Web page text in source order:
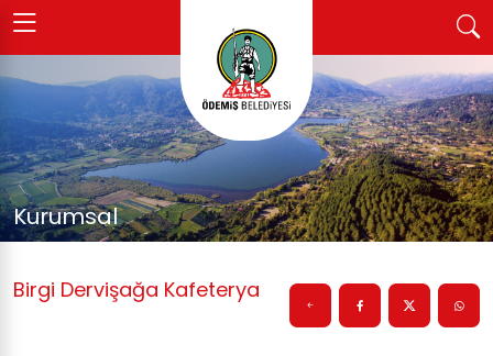
Kurumsal
Birgi Dervişağa Kafeterya